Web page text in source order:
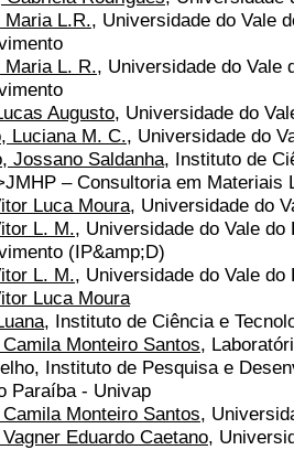
Maria L.R., Universidade do Vale
Maria L. R., Universidade do Vale
Augusto, Universidade do
Luciana M. C., Universidade do
Jossano Saldanha, Instituto de
– Consultoria em Materiais
Luca Moura, Universidade do
L. M., Universidade do Vale
(IP&amp;D)
L. M., Universidade do Vale do
Luca Moura
, Instituto de Ciência e
Monteiro Santos,
Instituto de Pesquisa e
Paraíba - Univap
Monteiro Santos,
Eduardo Caetano,